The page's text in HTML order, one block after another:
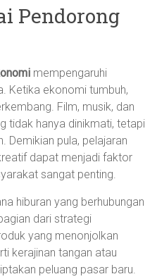
Pendorong
mempengaruhi
Ketika ekonomi tumbuh,
Film, musik, dan
tidak hanya dinikmati, tetapi
Demikian pula, pelajaran
dapat menjadi faktor
sangat penting.
hiburan yang berhubungan
dari strategi
yang menonjolkan
kerajinan tangan atau
peluang pasar baru.